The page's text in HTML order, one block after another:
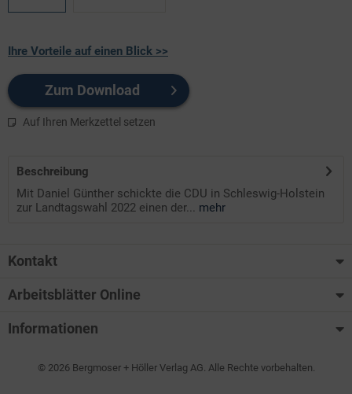
Ihre Vorteile auf einen Blick >>
Zum Download
Auf Ihren Merkzettel setzen
Beschreibung
Mit Daniel Günther schickte die CDU in Schleswig-Holstein
zur Landtagswahl 2022 einen der... mehr
Kontakt
Arbeitsblätter Online
Informationen
© 2026 Bergmoser + Höller Verlag AG. Alle Rechte vorbehalten.